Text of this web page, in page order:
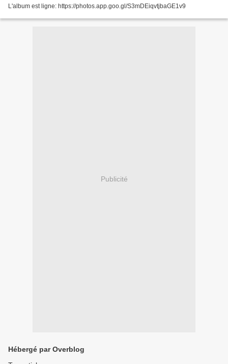
L'album est ligne: https://photos.app.goo.gl/S3mDEiqvtjbaGE1v9
Publicité
Hébergé par Overblog